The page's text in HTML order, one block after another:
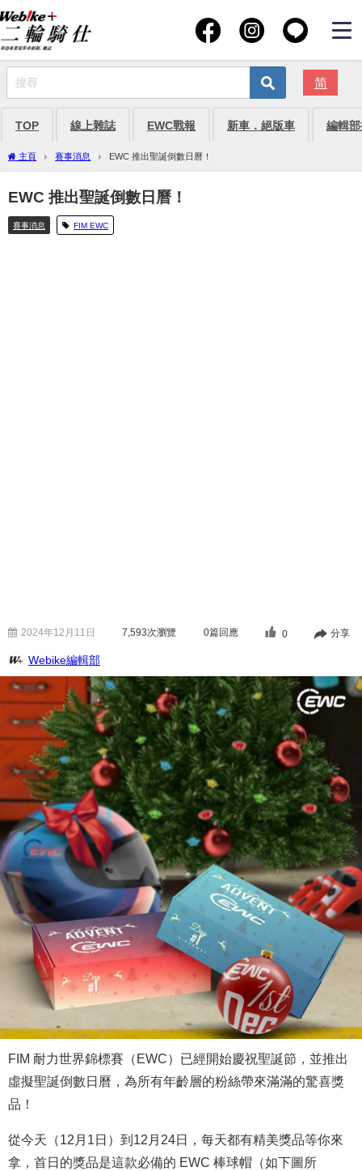
简
TOP 線上雜誌 EWC戰報 新車．絕版車 編輯
主頁 賽事消息 EWC 推出聖誕倒數日曆！
EWC 推出聖誕倒數日曆！
賽事消息 FIM EWC
2024年12月11日 7,593次瀏覽 0篇回應 0 分享
Webike編輯部
FIM 耐力世界錦標賽（EWC）已經開始慶祝聖誕節，並推出
虛擬聖誕倒數日曆，為所有年齡層的粉絲帶來滿滿的驚喜獎
品！
從今天（12月1日）到12月24日，每天都有精美獎品等你來
拿，首日的獎品是這款必備的 EWC 棒球帽（如下圖所